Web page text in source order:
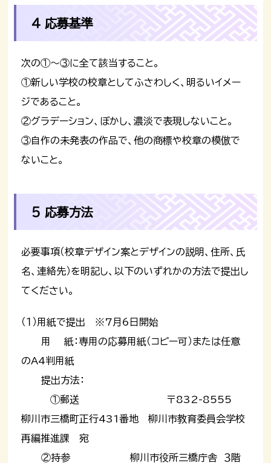
４ 応募基準
次の①～③に全て該当すること。
①新しい学校の校章としてふさわしく、明るいイメー
ジであること。
②グラデーション、ぼかし、濃淡で表現しないこと。
③自作の未発表の作品で、他の商標や校章の模倣で
ないこと。
5 応募方法
必要事項（校章デザイン案とデザインの説明、住所、氏
名、連絡先）を明記し、以下のいずれかの方法で提出し
てください。
（１）用紙で提出 ※7月6日開始
用 紙：専用の応募用紙（コピー可）または任意
のA4判用紙
提出方法：
①郵送 〒832-8555
柳川市三橋町正行431番地 柳川市教育委員会学校
再編推進課 宛
②持参 柳川市役所三橋庁舎 ３階